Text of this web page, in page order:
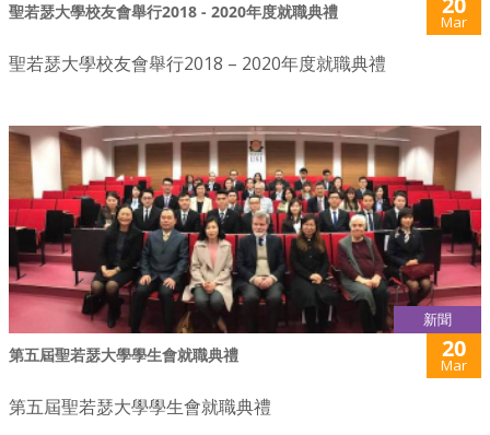
聖若瑟大學校友會舉行2018 - 2020年度就職典禮 Mar
聖若瑟大學校友會舉行2018 – 2020年度就職典禮
新聞
第五屆聖若瑟大學學生會就職典禮 20
Mar
第五屆聖若瑟大學學生會就職典禮